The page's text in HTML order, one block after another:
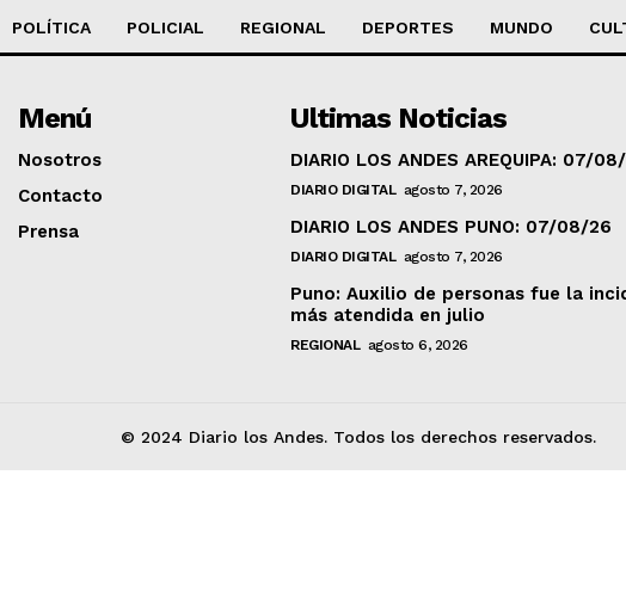
POLÍTICA POLICIAL REGIONAL DEPORTES MUNDO
Menú
Nosotros
Contacto
Prensa
Ultimas Noticias
DIARIO LOS ANDES AREQUIPA: 07/
DIARIO DIGITAL agosto 7, 2026
DIARIO LOS ANDES PUNO: 07/08/26
DIARIO DIGITAL agosto 7, 2026
Puno: Auxilio de personas fue la
más atendida en julio
REGIONAL agosto 6, 2026
© 2024 Diario los Andes. Todos los derechos reservados.